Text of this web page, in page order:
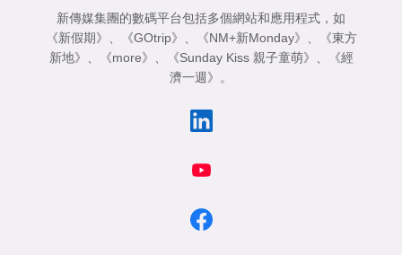
新傳媒集團的數碼平台包括多個網站和應用程式，如
《新假期》
《GOtrip》 《NM+新Monday》
《東方
新地》
《more》 《Sunday Kiss 親子童萌》
《經
濟一週》
。